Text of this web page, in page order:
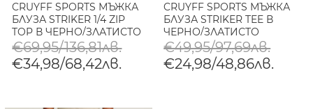
CRUYFF SPORTS МЪЖКА
БЛУЗА STRIKER 1/4 ZIP
TOP В ЧЕРНО/ЗЛАТИСТО
€69,95/136,81лв.
€34,98/68,42лв.
CRUYFF SPORTS МЪЖКА
БЛУЗА STRIKER TEE В
ЧЕРНО/ЗЛАТИСТО
€49,95/97,69лв.
€24,98/48,86лв.